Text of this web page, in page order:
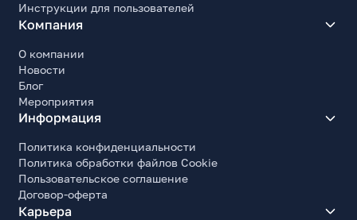
Инструкции для пользователей
Компания
О компании
Новости
Блог
Мероприятия
Информация
Политика конфиденциальности
Политика обработки файлов Cookie
Пользовательское соглашение
Договор-оферта
Карьера